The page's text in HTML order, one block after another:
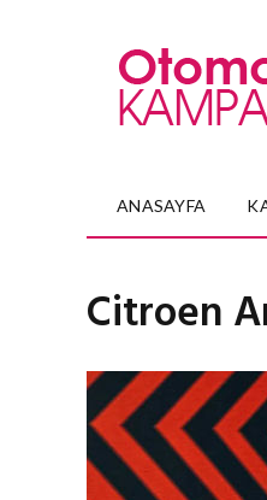
ANASAYFA
Citroen